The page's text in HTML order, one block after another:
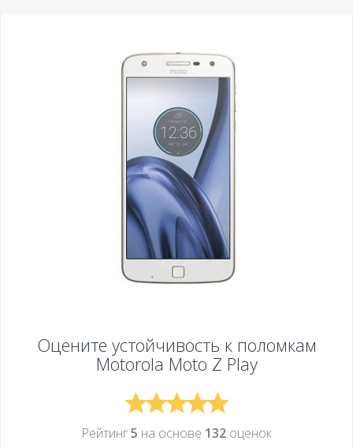
Оцените устойчивость к поломкам
Motorola Moto Z Play
Рейтинг5 на основе 132 оценок